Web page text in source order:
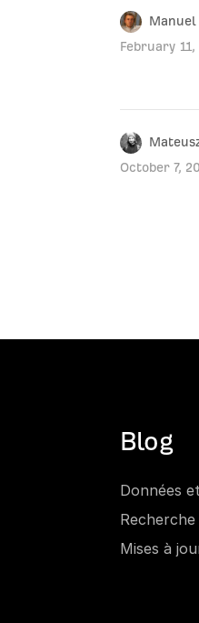
February 11,
October 7,
Blog
Données
Recherche
Mises à